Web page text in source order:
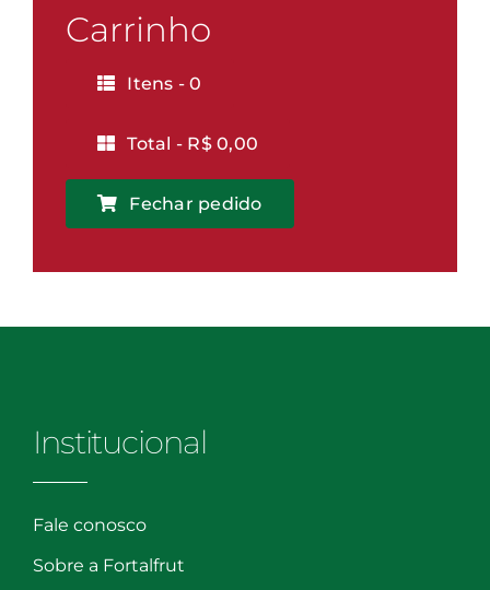
Vitória
quantidade
Carrinho
Itens -0
Total - R$0,00
Fechar pedido
Institucional
Fale conosco
Sobre a Fortalfrut